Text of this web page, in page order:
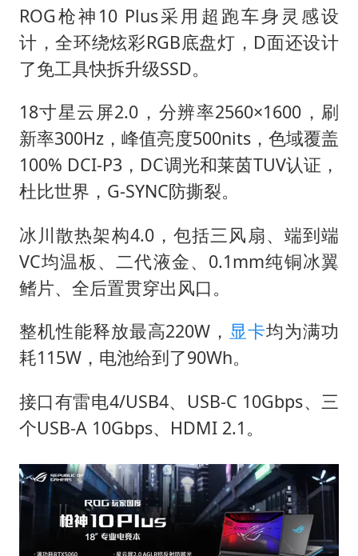
ROG枪神10 Plus采用超跑车身灵感设
计，全环绕炫彩RGB底盘灯，D面还设计
了免工具快拆升级SSD。
18寸星云屏2.0，分辨率2560×1600，刷
新率300Hz，峰值亮度500nits，色域覆盖
100% DCI-P3，DC调光和莱茵TUV认证，
杜比世界，G-SYNC防撕裂。
冰川散热架构4.0，包括三风扇、端到端
VC均温板、二代液金、0.1mm纯铜冰翼
鳍片、全后置贯穿出风口。
整机性能释放最高220W， 显卡均为满功
耗115W，电池给到了90Wh。
接口有雷电4/USB4、USB-C 10Gbps、三
个USB-A 10Gbps、HDMI 2.1。